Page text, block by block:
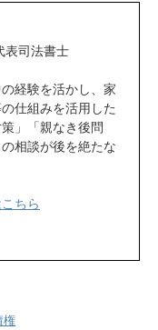
表司法書士
経験を活かし、家
仕組みを活用した
」「親なき後問
相談が後を絶たな
ちら
権